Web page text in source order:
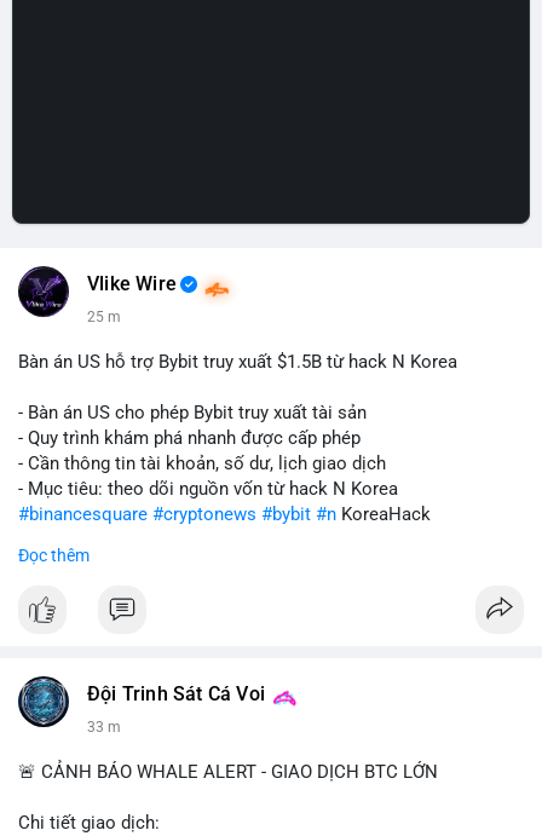
Vlike Wire
25 m
Bàn án US hỗ trợ Bybit truy xuất $1.5B từ hack N Korea
- Bàn án US cho phép Bybit truy xuất tài sản
- Quy trình khám phá nhanh được cấp phép
- Cần thông tin tài khoản, số dư, lịch giao dịch
- Mục tiêu: theo dõi nguồn vốn từ hack N Korea
#binancesquare #cryptonews #bybit #n KoreaHack
$btc $eth
#vlikevn #titanbot
Đọc thêm
Đội Trinh Sát Cá Voi
33 m
🚨 CẢNH BÁO WHALE ALERT - GIAO DỊCH BTC LỚN
Chi tiết giao dịch: